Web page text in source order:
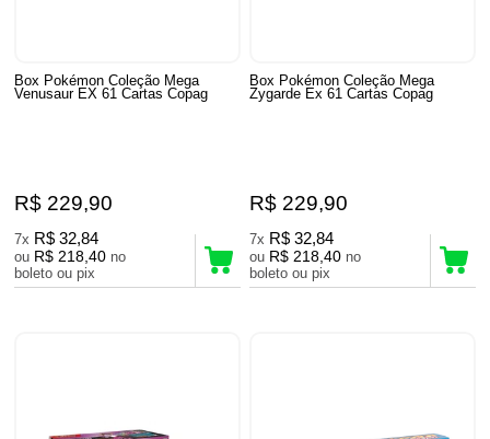
Box Pokémon Coleção Mega
Venusaur EX 61 Cartas Copag
R$ 229,90
7x R$ 32,84
ou R$ 218,40 no
boleto ou pix
Box Pokémon Coleção Mega
Zygarde Ex 61 Cartas Copag
R$ 229,90
7x R$ 32,84
ou R$ 218,40 no
boleto ou pix